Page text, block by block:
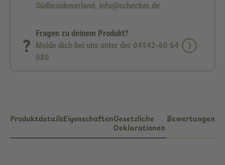
Südbrookmerland, info@schecker.de
Fragen zu deinem Produkt?
Melde dich bei uns unter der 04942-60 64
080
ProduktdetailsEigenschaftenGesetzliche
Deklarationen
Bewertungen